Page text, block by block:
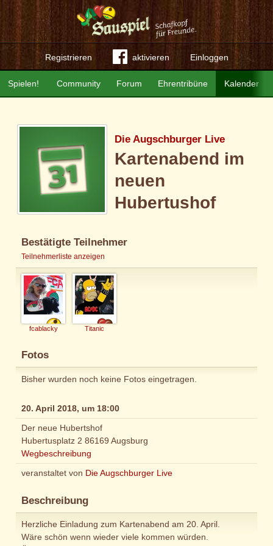
Registrieren aktivieren Einloggen
Community Forum Ehrentribüne Kalender
Spielen!
Die Augschburger Live
Kartenabend im
neuen
Hubertushof
Bestätigte Teilnehmer
Teilnehmerliste anzeigen
fcablacky Titanic
Fotos
Bisher wurden noch keine Fotos eingetragen.
20. April 2018, um 18:00
Der neue Hubertshof
Hubertusplatz 2 86169 Augsburg
Wegbeschreibung
veranstaltet von Die Augschburger Live
Beschreibung
Herzliche Einladung zum Kartenabend am 20. April.
Wäre schön wenn wieder viele kommen würden.